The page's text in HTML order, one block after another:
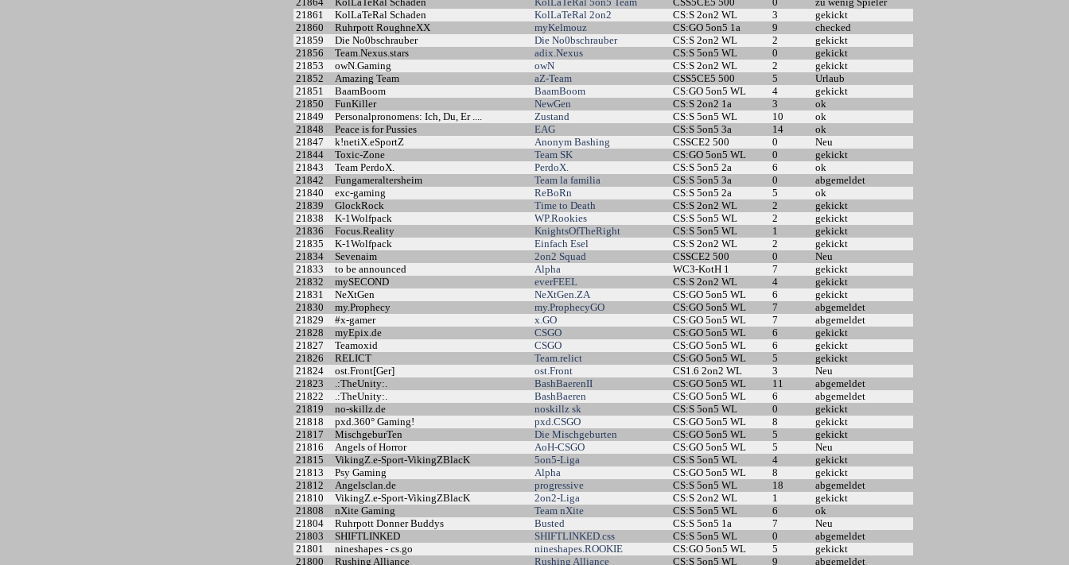
21861
KolLaTeRal Schaden KolLaTeRal 2on2 CS:S 2on2 WL 3
gekickt
21860
Ruhrpott RoughneXX myKelmouz CS:GO 5on5 1a 9
checked
21859
Die No0bschrauber Die No0bschrauber CS:S 2on2 WL 2
gekickt
21856
Team.Nexus.stars adix.Nexus CS:S 5on5 WL 0
gekickt
21853
owN.Gaming owN CS:S 2on2 WL 2
gekickt
21852
Amazing Team aZ-Team CSS5CE5 500 5
Urlaub
21851
BaamBoom BaamBoom CS:GO 5on5 WL 4
gekickt
21850
FunKiller NewGen CS:S 2on2 1a 3
ok
21849
Personalpronomens: Ich, Du, Er .... Zustand CS:S 5on5 WL 10
ok
21848
Peace is for Pussies EAG CS:S 5on5 3a 14
ok
21847
k!netiX.eSportZ Anonym Bashing CSSCE2 500 0
Neu
21844
Toxic-Zone Team SK CS:GO 5on5 WL 0
gekickt
21843
Team PerdoX. PerdoX. CS:S 5on5 2a 6
ok
21842
Fungameraltersheim Team la familia CS:S 5on5 3a 0
abgemeldet
21840
exc-gaming ReBoRn CS:S 5on5 2a 5
ok
21839
GlockRock Time to Death CS:S 2on2 WL 2
gekickt
21838
K-1Wolfpack WP.Rookies CS:S 5on5 WL 2
gekickt
21836
Focus.Reality KnightsOfTheRight CS:S 5on5 WL 1
gekickt
21835
K-1Wolfpack Einfach Esel CS:S 2on2 WL 2
gekickt
21834
Sevenaim 2on2 Squad CSSCE2 500 0
Neu
21833
to be announced Alpha WC3-KotH 1 7
gekickt
21832
mySECOND everFEEL CS:S 2on2 WL 4
gekickt
21831
NeXtGen NeXtGen.ZA CS:GO 5on5 WL 6
gekickt
21830
my.Prophecy my.ProphecyGO CS:GO 5on5 WL 7
abgemeldet
21829
#x-gamer x.GO CS:GO 5on5 WL 7
abgemeldet
21828
myEpix.de CSGO CS:GO 5on5 WL 6
gekickt
21827
Teamoxid CSGO CS:GO 5on5 WL 6
gekickt
21826
RELICT Team.relict CS:GO 5on5 WL 5
gekickt
21824
ost.Front[Ger] ost.Front CS1.6 2on2 WL 3
Neu
21823
.:TheUnity:. BashBaerenII CS:GO 5on5 WL 11
abgemeldet
21822
.:TheUnity:. BashBaeren CS:GO 5on5 WL 6
abgemeldet
21819
no-skillz.de noskillz sk CS:S 5on5 WL 0
gekickt
21818
pxd.360° Gaming! pxd.CSGO CS:GO 5on5 WL 8
gekickt
21817
MischgeburTen Die Mischgeburten CS:GO 5on5 WL 5
gekickt
21816
Angels of Horror AoH-CSGO CS:GO 5on5 WL 5
Neu
21815
VikingZ.e-Sport-VikingZBlacK 5on5-Liga CS:S 5on5 WL 4
gekickt
21813
Psy Gaming Alpha CS:GO 5on5 WL 8
gekickt
21812
Angelsclan.de progressive CS:S 5on5 WL 18
abgemeldet
21810
VikingZ.e-Sport-VikingZBlacK 2on2-Liga CS:S 2on2 WL 1
gekickt
21808
nXite Gaming Team nXite CS:S 5on5 WL 6
ok
21804
Ruhrpott Donner Buddys Busted CS:S 5on5 1a 7
Neu
21803
SHIFTLINKED SHIFTLINKED.css CS:S 5on5 WL 0
abgemeldet
21801
nineshapes - cs.go nineshapes.ROOKIE CS:GO 5on5 WL 5
gekickt
21800
Rushing Alliance Rushing Alliance CS:S 5on5 WL 9 abgemeldet